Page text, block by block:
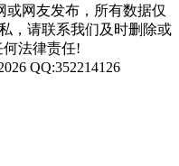
或网友发布，所有数据仅
，请联系我们及时删除或
法律责任!
QQ:352214126